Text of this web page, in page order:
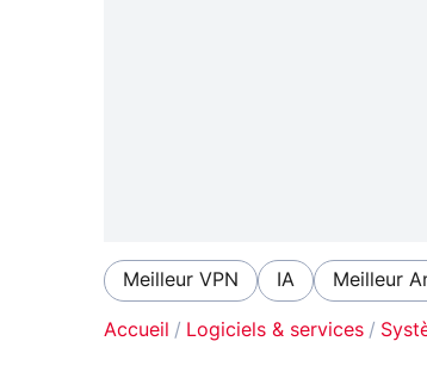
Meilleur VPN IA Meilleur
Accueil Logiciels & services